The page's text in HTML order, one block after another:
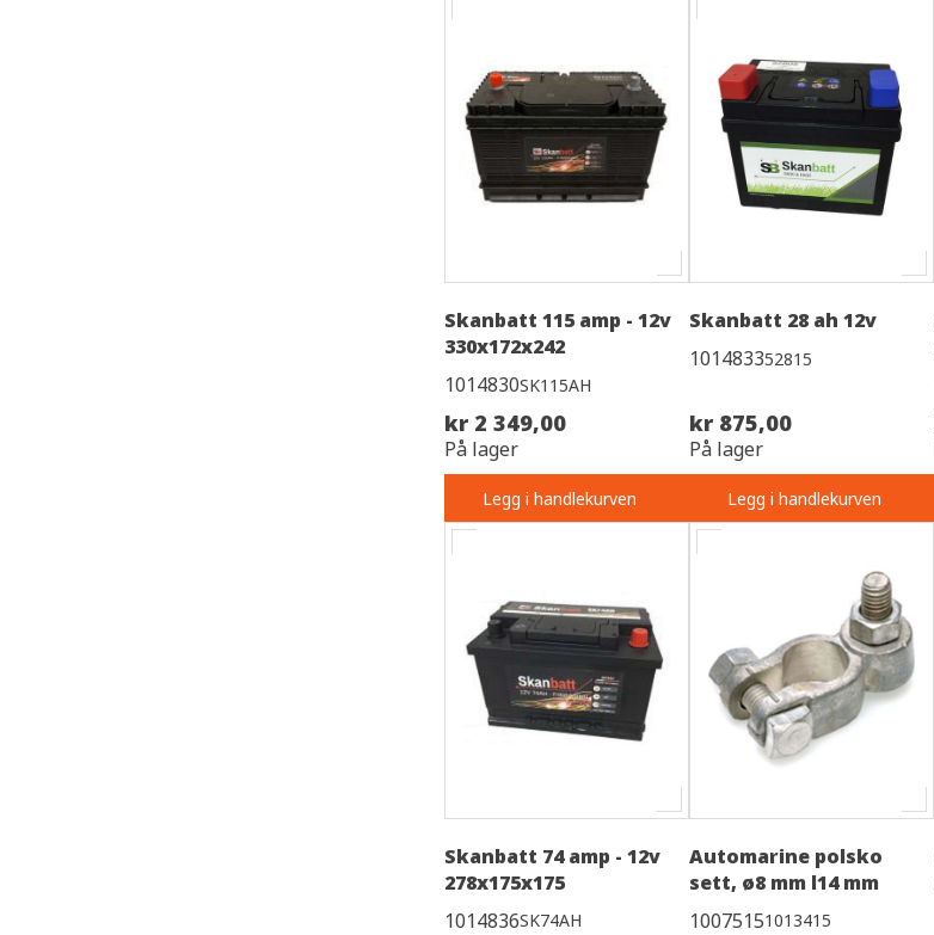
Skanbatt 115 amp - 12v
330x172x242
1014830SK115AH
kr 2 349,00
På lager
Legg i handlekurven
Skanbatt 28 ah 12v
101483352815
kr 875,00
På lager
Legg i handlekurven
Skanbatt 74 amp - 12v
278x175x175
1014836SK74AH
Automarine polsko
sett, ø8 mm l14 mm
10075151013415